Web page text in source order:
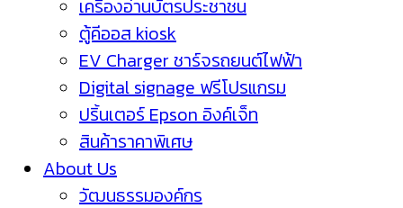
เครื่องอ่านบัตรประชาชน
ตู้คีออส kiosk
EV Charger ชาร์จรถยนต์ไฟฟ้า
Digital signage ฟรีโปรแกรม
ปริ้นเตอร์ Epson อิงค์เจ็ท
สินค้าราคาพิเศษ
About Us
วัฒนธรรมองค์กร